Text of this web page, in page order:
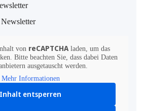
von reCAPTCHA laden, um das
Bitte beachten Sie, dass dabei Daten
ausgetauscht werden.
Mehr Informationen
Inhalt entsperren